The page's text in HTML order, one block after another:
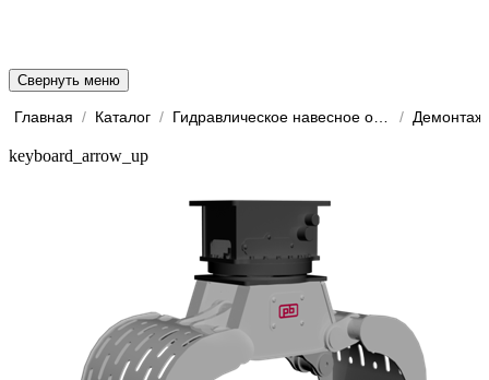
Свернуть меню
Главная / Каталог / /
keyboard_arrow_up